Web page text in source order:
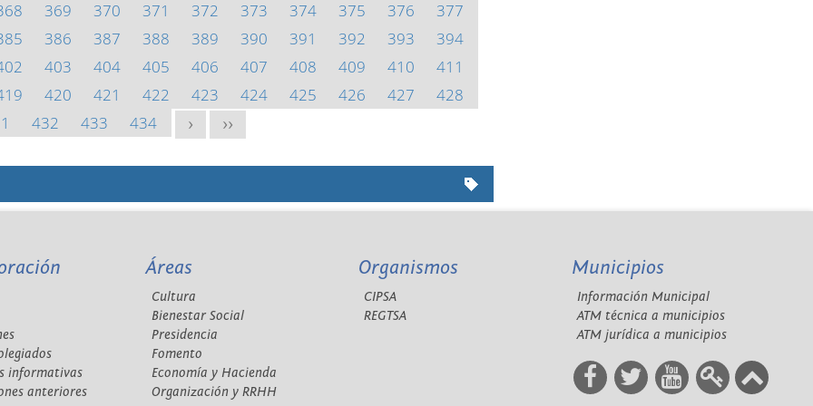
369 370 371 372 373 374 375 376
377
386 387 388 389 390 391 392 393
394
403 404 405 406 407 408 409 410
411
420 421 422 423 424 425 426 427
428
432 433 434 > >>
informativas
anteriores
Áreas
Cultura
Bienestar Social
Presidencia
Fomento
Economía y Hacienda
Organización y RRHH
Organismos
CIPSA
REGTSA
Municipios
Información Municipal
ATM técnica a municipios
ATM jurídica a municipios